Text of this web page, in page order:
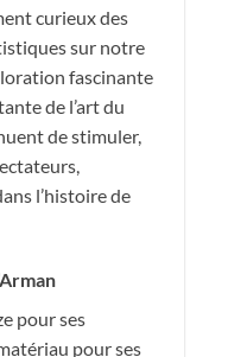
curieux des
sur notre
fascinante
de l’art du
de stimuler,
l’histoire de
pour ses
pour ses